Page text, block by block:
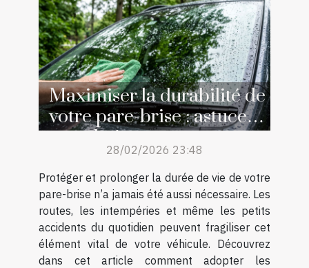
Maximiser la durabilité de
votre pare-brise : astuces
et techniques
28/02/2026 23:48
Protéger et prolonger la durée de vie de votre
pare-brise n’a jamais été aussi nécessaire. Les
routes, les intempéries et même les petits
accidents du quotidien peuvent fragiliser cet
élément vital de votre véhicule. Découvrez
dans cet article comment adopter les